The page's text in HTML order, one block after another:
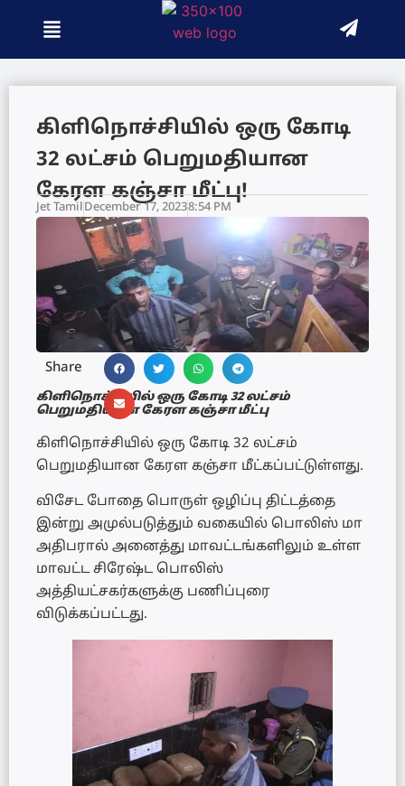
கிளிநொச்சியில் ஒரு கோடி
32 லட்சம் பெறுமதியான
கேரள கஞ்சா மீட்பு!
Jet TamilDecember 17, 20238:54 PM
Share
கிளிநொச்சியில் ஒரு கோடி 32 லட்சம்
பெறுமதியான கேரள கஞ்சா மீட்பு
கிளிநொச்சியில் ஒரு கோடி 32 லட்சம்
பெறுமதியான கேரள கஞ்சா மீட்கப்பட்டுள்ளது.
விசேட போதை பொருள் ஒழிப்பு திட்டத்தை
இன்று அமுல்படுத்தும் வகையில் பொலிஸ் மா
அதிபரால் அனைத்து மாவட்டங்களிலும் உள்ள
மாவட்ட சிரேஷ்ட பொலிஸ்
அத்தியட்சகர்களுக்கு பணிப்புரை
விடுக்கப்பட்டது.